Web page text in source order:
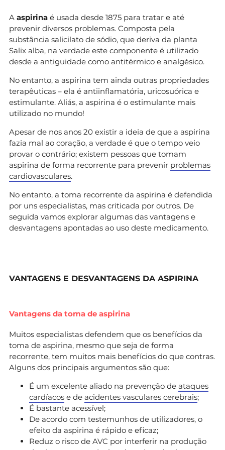
A aspirina é usada desde 1875 para tratar e até
prevenir diversos problemas. Composta pela
substância salicilato de sódio, que deriva da planta
Salix alba, na verdade este componente é utilizado
desde a antiguidade como antitérmico e analgésico.
No entanto, a aspirina tem ainda outras propriedades
terapêuticas – ela é antiinflamatória, uricosuórica e
estimulante. Aliás, a aspirina é o estimulante mais
utilizado no mundo!
Apesar de nos anos 20 existir a ideia de que a aspirina
fazia mal ao coração, a verdade é que o tempo veio
provar o contrário; existem pessoas que tomam
aspirina de forma recorrente para prevenir problemas
cardiovasculares.
No entanto, a toma recorrente da aspirina é defendida
por uns especialistas, mas criticada por outros. De
seguida vamos explorar algumas das vantagens e
desvantagens apontadas ao uso deste medicamento.
VANTAGENS E DESVANTAGENS DA ASPIRINA
Vantagens da toma de aspirina
Muitos especialistas defendem que os benefícios da
toma de aspirina, mesmo que seja de forma
recorrente, tem muitos mais benefícios do que contras.
Alguns dos principais argumentos são que:
É um excelente aliado na prevenção de ataques
cardíacos e de acidentes vasculares cerebrais;
É bastante acessível;
De acordo com testemunhos de utilizadores, o
efeito da aspirina é rápido e eficaz;
Reduz o risco de AVC por interferir na produção